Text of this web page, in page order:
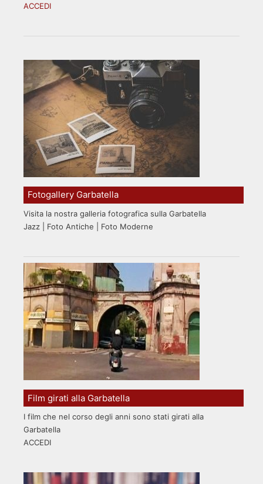
ACCEDI
Fotogallery Garbatella
Visita la nostra galleria fotografica sulla Garbatella
Jazz | Foto Antiche | Foto Moderne
Film girati alla Garbatella
I film che nel corso degli anni sono stati girati alla
Garbatella
ACCEDI